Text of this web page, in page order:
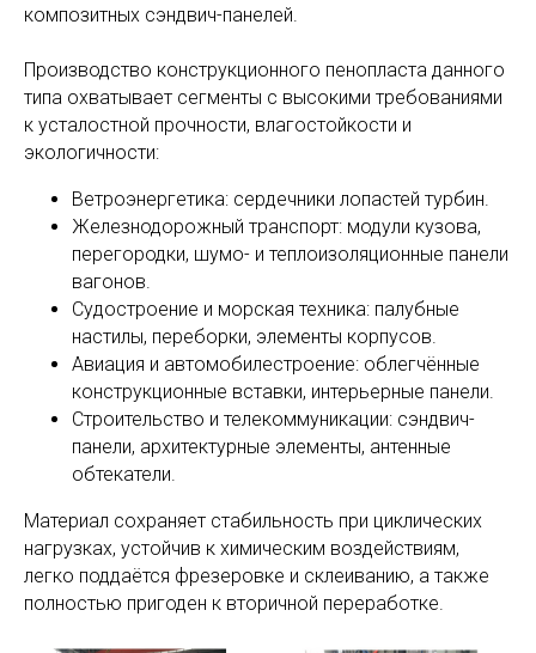
композитных сэндвич-панелей.
Производство конструкционного пенопласта данного
типа охватывает сегменты с высокими требованиями
к усталостной прочности, влагостойкости и
экологичности:
Ветроэнергетика: сердечники лопастей турбин.
Железнодорожный транспорт: модули кузова,
перегородки, шумо- и теплоизоляционные панели
вагонов.
Судостроение и морская техника: палубные
настилы, переборки, элементы корпусов.
Авиация и автомобилестроение: облегчённые
конструкционные вставки, интерьерные панели.
Строительство и телекоммуникации: сэндвич-
панели, архитектурные элементы, антенные
обтекатели.
Материал сохраняет стабильность при циклических
нагрузках, устойчив к химическим воздействиям,
легко поддаётся фрезеровке и склеиванию, а также
полностью пригоден к вторичной переработке.